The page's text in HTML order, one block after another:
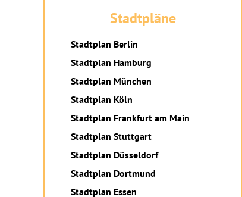
Stadtpläne
Stadtplan Berlin
Stadtplan Hamburg
Stadtplan München
Stadtplan Köln
Stadtplan Frankfurt am Main
Stadtplan Stuttgart
Stadtplan Düsseldorf
Stadtplan Dortmund
Stadtplan Essen